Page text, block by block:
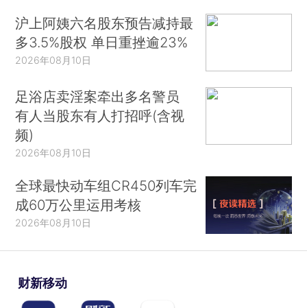
沪上阿姨六名股东预告减持最
多3.5%股权 单日重挫逾23%
2026年08月10日
足浴店卖淫案牵出多名警员
有人当股东有人打招呼(含视
频)
2026年08月10日
全球最快动车组CR450列车完
成60万公里运用考核
2026年08月10日
财新移动